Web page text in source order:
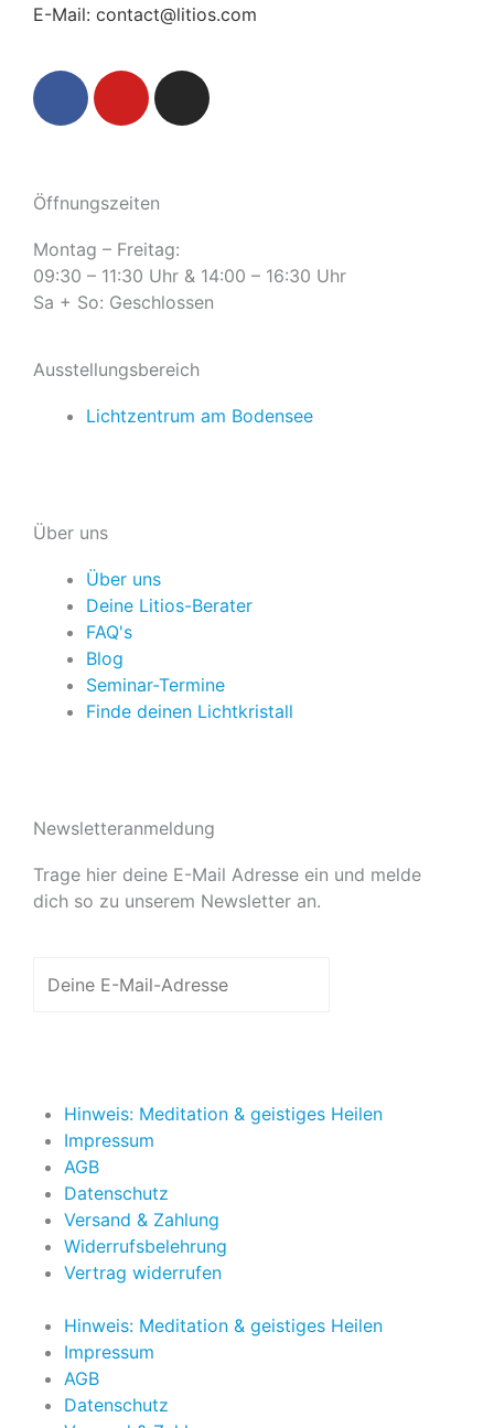
E-Mail: contact@litios.com
F
b
o
o
k
Y
u
b
e
I
a
m
Öffnungszeiten
Montag – Freitag:
09:30 – 11:30 Uhr & 14:00 – 16:30 Uhr
Sa + So: Geschlossen
Ausstellungsbereich
Lichtzentrum am Bodensee
Über uns
Über uns
Deine Litios-Berater
FAQ's
Blog
Seminar-Termine
Finde deinen Lichtkristall
Newsletteranmeldung
Trage hier deine E-Mail Adresse ein und melde
dich so zu unserem Newsletter an.
Hinweis: Meditation & geistiges Heilen
Impressum
AGB
Datenschutz
Versand & Zahlung
Widerrufsbelehrung
Vertrag widerrufen
Hinweis: Meditation & geistiges Heilen
Impressum
AGB
Datenschutz